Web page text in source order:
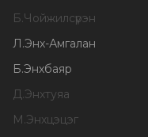
Б.Чойжилсүрэн
Л.Энх-Амгалан
Б.Энхбаяр
Д.Энхтуяа
М.Энхцэцэг